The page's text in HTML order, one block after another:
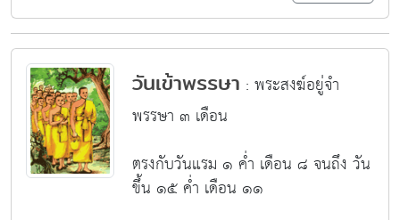
วันเข้าพรรษา : พระสงฆ์อยู่จำ
พรรษา ๓ เดือน
ตรงกับวันแรม ๑ ค่ำ เดือน ๘ จนถึง วัน
ขึ้น ๑๕ ค่ำ เดือน ๑๑